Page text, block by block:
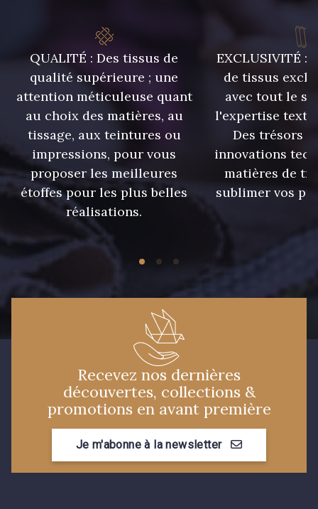
QUALITÉ : Des tissus de
qualité supérieure ; une
attention méticuleuse quant
au choix des matières, au
tissage, aux teintures ou
impressions, pour vous
proposer les meilleures
étoffes pour les plus belles
réalisations.
EXCLUSIVITÉ :
de tissus
avec tout le
l'expertise
Des trésors
innovations
matières de
sublimer vos
Recevez nos dernières
découvertes, collections &
promotions en avant première
Je m'abonne à la newsletter